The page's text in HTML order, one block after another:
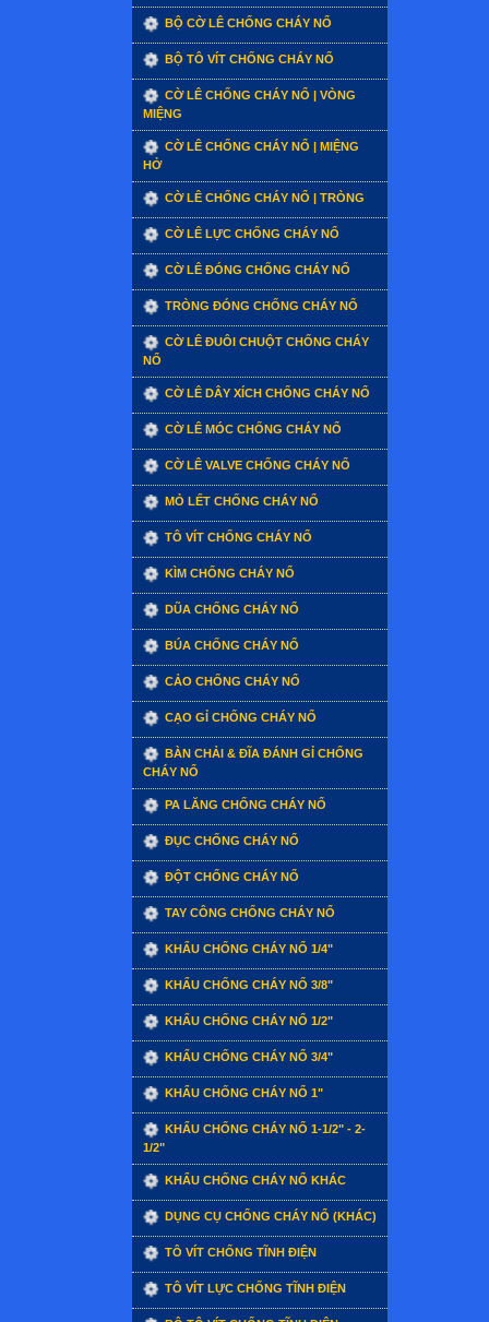
BỘ CỜ LÊ CHỐNG CHÁY NỔ
BỘ TÔ VÍT CHỐNG CHÁY NỔ
CỜ LÊ CHỐNG CHÁY NỔ | VÒNG
MIỆNG
CỜ LÊ CHỐNG CHÁY NỔ | MIỆNG
HỞ
CỜ LÊ CHỐNG CHÁY NỔ | TRÒNG
CỜ LÊ LỰC CHỐNG CHÁY NỔ
CỜ LÊ ĐÓNG CHỐNG CHÁY NỔ
TRÒNG ĐÓNG CHỐNG CHÁY NỔ
CỜ LÊ ĐUÔI CHUỘT CHỐNG CHÁY
NỔ
CỜ LÊ DÂY XÍCH CHỐNG CHÁY NỔ
CỜ LÊ MÓC CHỐNG CHÁY NỔ
CỜ LÊ VALVE CHỐNG CHÁY NỔ
MỎ LẾT CHỐNG CHÁY NỔ
TÔ VÍT CHỐNG CHÁY NỔ
KÌM CHỐNG CHÁY NỔ
DŨA CHỐNG CHÁY NỔ
BÚA CHỐNG CHÁY NỔ
CẢO CHỐNG CHÁY NỔ
CẠO GỈ CHỐNG CHÁY NỔ
BÀN CHẢI & ĐĨA ĐÁNH GỈ CHỐNG
CHÁY NỔ
PA LĂNG CHỐNG CHÁY NỔ
ĐỤC CHỐNG CHÁY NỔ
ĐỘT CHỐNG CHÁY NỔ
TAY CÔNG CHỐNG CHÁY NỔ
KHẨU CHỐNG CHÁY NỔ 1/4"
KHẨU CHỐNG CHÁY NỔ 3/8"
KHẨU CHỐNG CHÁY NỔ 1/2"
KHẨU CHỐNG CHÁY NỔ 3/4"
KHẨU CHỐNG CHÁY NỔ 1"
KHẨU CHỐNG CHÁY NỔ 1-1/2" - 2-
1/2"
KHẨU CHỐNG CHÁY NỔ KHÁC
DỤNG CỤ CHỐNG CHÁY NỔ (KHÁC)
TÔ VÍT CHỐNG TĨNH ĐIỆN
TÔ VÍT LỰC CHỐNG TĨNH ĐIỆN